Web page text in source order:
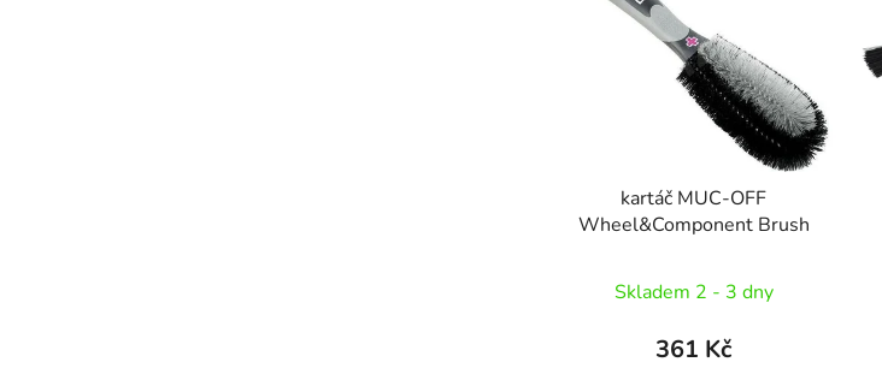
kartáč MUC-OFF
Wheel&Component Brush
Skladem 2 - 3 dny
361 Kč